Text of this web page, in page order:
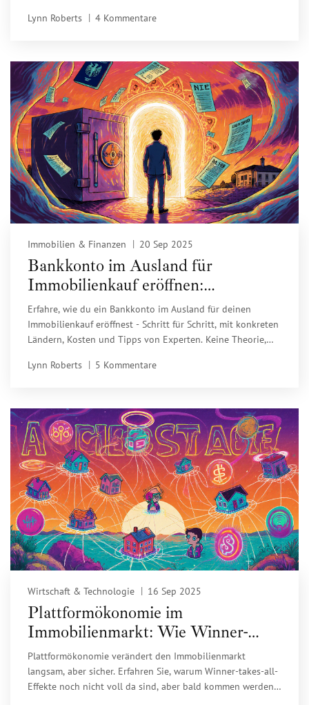
Lynn Roberts
4 Kommentare
Immobilien & Finanzen 20 Sep 2025
Bankkonto im Ausland für
Immobilienkauf eröffnen:
Praxisleitfaden
Erfahre, wie du ein Bankkonto im Ausland für deinen
Immobilienkauf eröffnest - Schritt für Schritt, mit konkreten
Ländern, Kosten und Tipps von Experten. Keine Theorie,
Lynn Roberts
5 Kommentare
Wirtschaft & Technologie 16 Sep 2025
Plattformökonomie im
Immobilienmarkt: Wie Winner-
takes-all-Effekte die Branche
verändern
Plattformökonomie verändert den Immobilienmarkt
langsam, aber sicher. Erfahren Sie, warum Winner-takes-all-
Effekte noch nicht voll da sind, aber bald kommen werden -